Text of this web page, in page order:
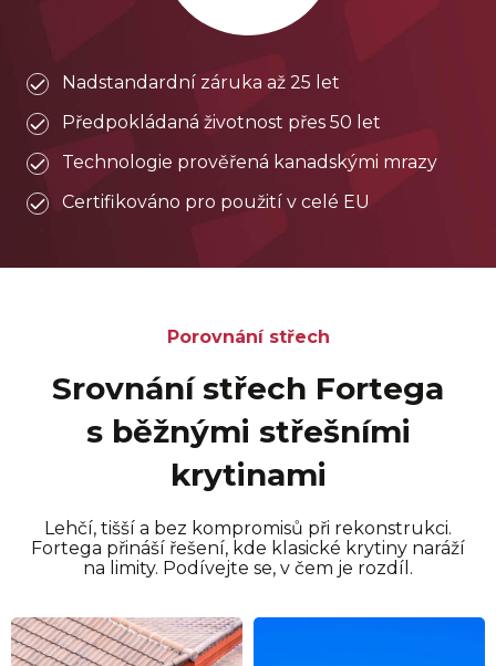
Nadstandardní záruka až 25 let
Předpokládaná životnost přes 50 let
Technologie prověřená kanadskými mrazy
Certifikováno pro použití v celé EU
Porovnání střech
Srovnání střech Fortega
s běžnými střešními
krytinami
Lehčí, tišší a bez kompromisů při rekonstrukci.
Fortega přináší řešení, kde klasické krytiny naráží
na limity. Podívejte se, v čem je rozdíl.